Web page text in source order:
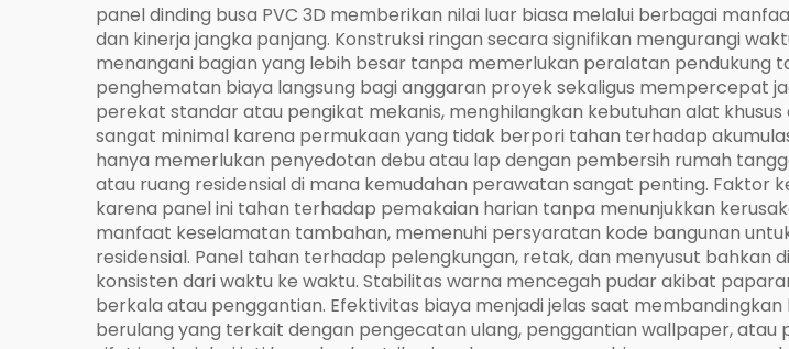
panel dinding busa PVC 3D memberikan nilai luar biasa melalui berbagai
dan kinerja jangka panjang. Konstruksi ringan secara signifikan mengurangi
menangani bagian yang lebih besar tanpa memerlukan peralatan pendukung
penghematan biaya langsung bagi anggaran proyek sekaligus mempercepat
perekat standar atau pengikat mekanis, menghilangkan kebutuhan alat
sangat minimal karena permukaan yang tidak berpori tahan terhadap
hanya memerlukan penyedotan debu atau lap dengan pembersih rumah
atau ruang residensial di mana kemudahan perawatan sangat penting. Faktor
karena panel ini tahan terhadap pemakaian harian tanpa menunjukkan
manfaat keselamatan tambahan, memenuhi persyaratan kode bangunan
residensial. Panel tahan terhadap pelengkungan, retak, dan menyusut bahkan
konsisten dari waktu ke waktu. Stabilitas warna mencegah pudar akibat
berkala atau penggantian. Efektivitas biaya menjadi jelas saat
berulang yang terkait dengan pengecatan ulang, penggantian wallpaper, atau